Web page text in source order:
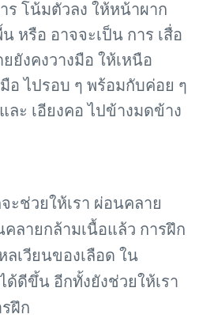
ร โน้มตัวลง ให้หน้าผาก
หรือ อาจจะเป็น การ เสื่อ
ยังคงวางมือ ให้เหนือ
อ ไปรอบ ๆ พร้อมกับค่อย ๆ
ละ เอียงคอ ไปข้างมดข้าง
ะช่วยให้เรา ผ่อนคลาย
ลายกล้ามเนื้อแล้ว การฝึก
ลเวียนของเลือด ใน
ด้ดีขึ้น อีกทั้งยังช่วยให้เรา
ฝึก